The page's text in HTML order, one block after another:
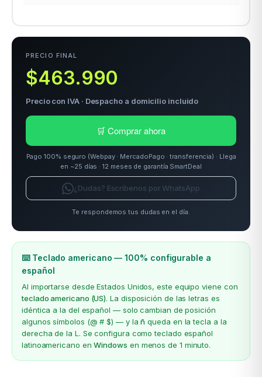
PRECIO FINAL
$463.990
Precio con IVA · Despacho a domicilio incluido
🛒 Comprar ahora
Pago 100% seguro (Webpay · MercadoPago · transferencia) · Llega
en ~25 días · 12 meses de garantía SmartDeal
¿Dudas? Escríbenos por WhatsApp
Te respondemos tus dudas en el día.
⌨️ Teclado americano — 100% configurable a
español
Al importarse desde Estados Unidos, este equipo viene con
teclado americano (US). La disposición de las letras es
idéntica a la del español — solo cambian de posición
algunos símbolos (@ # $) — y lañ queda en la tecla a la
derecha de la L. Se configura como teclado español
latinoamericano enWindows en menos de 1 minuto.